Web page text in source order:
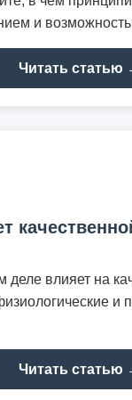
и
Читать статью
деле влияет на
и
Читать статью